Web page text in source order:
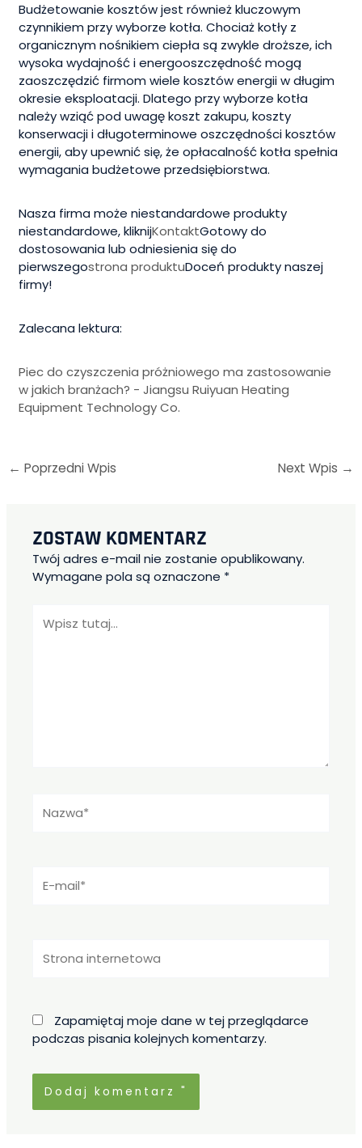
Budżetowanie kosztów jest również kluczowym
czynnikiem przy wyborze kotła. Chociaż kotły z
organicznym nośnikiem ciepła są zwykle droższe, ich
wysoka wydajność i energooszczędność mogą
zaoszczędzić firmom wiele kosztów energii w długim
okresie eksploatacji. Dlatego przy wyborze kotła
należy wziąć pod uwagę koszt zakupu, koszty
konserwacji i długoterminowe oszczędności kosztów
energii, aby upewnić się, że opłacalność kotła spełnia
wymagania budżetowe przedsiębiorstwa.
Nasza firma może niestandardowe produkty
niestandardowe, kliknijKontaktGotowy do
dostosowania lub odniesienia się do
pierwszegostrona produktuDoceń produkty naszej
firmy!
Zalecana lektura:
Piec do czyszczenia próżniowego ma zastosowanie
w jakich branżach? - Jiangsu Ruiyuan Heating
Equipment Technology Co.
← Poprzedni Wpis Next Wpis →
ZOSTAW KOMENTARZ
Twój adres e-mail nie zostanie opublikowany.
Wymagane pola są oznaczone *
tutaj...
mail*
internetowa
Zapamiętaj moje dane w tej przeglądarce
podczas pisania kolejnych komentarzy.